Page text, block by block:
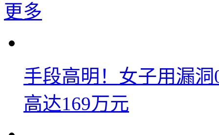
更多
手段高明！女子用漏
高达169万元